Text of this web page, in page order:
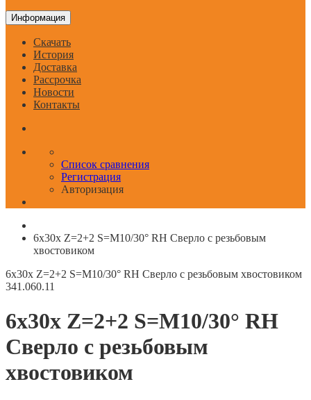
Информация
Скачать
История
Доставка
Рассрочка
Новости
Контакты
Список сравнения
Регистрация
Авторизация
6x30x Z=2+2 S=M10/30° RH Сверло с резьбовым
хвостовиком
6x30x Z=2+2 S=M10/30° RH Сверло с резьбовым хвостовиком
341.060.11
6x30x Z=2+2 S=M10/30° RH
Сверло с резьбовым
хвостовиком